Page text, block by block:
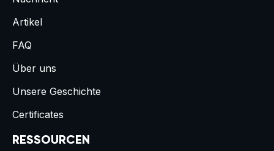
Artikel
FAQ
Über uns
Unsere Geschichte
Certificates
RESSOURCEN